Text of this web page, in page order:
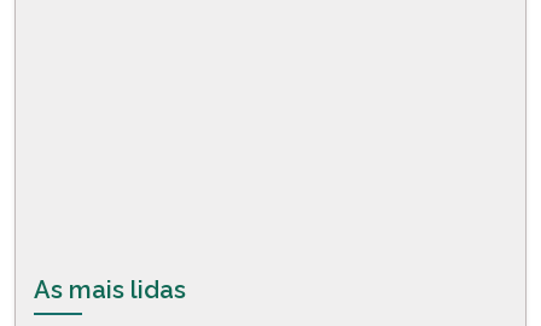
As mais lidas